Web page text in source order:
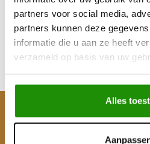
partners voor social media,
partners kunnen deze
informatie die u aan ze heeft
verzameld op basis van uw
Alles
€147,93
Excl. btw
€179,00
Klantenservice